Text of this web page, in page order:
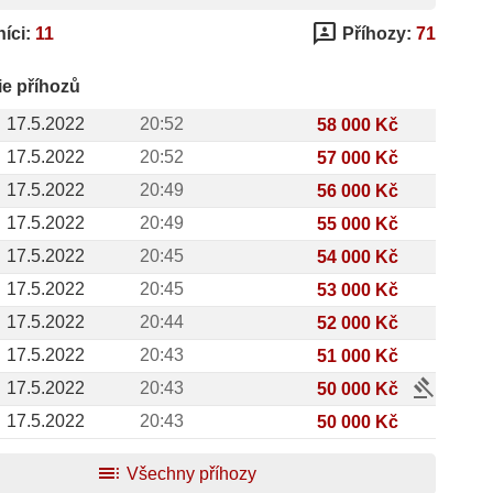
11 3p Příhozy: 71
příhozů
17.5.2022
20:52
58 000 Kč
17.5.2022
20:52
57 000 Kč
17.5.2022
20:49
56 000 Kč
17.5.2022
20:49
55 000 Kč
17.5.2022
20:45
54 000 Kč
17.5.2022
20:45
53 000 Kč
17.5.2022
20:44
52 000 Kč
17.5.2022
20:43
51 000 Kč
17.5.2022
20:43 50 000 Kč gavel
17.5.2022 20:43 50 000 Kč
toc Všechny příhozy